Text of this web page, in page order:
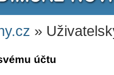
»
účtu